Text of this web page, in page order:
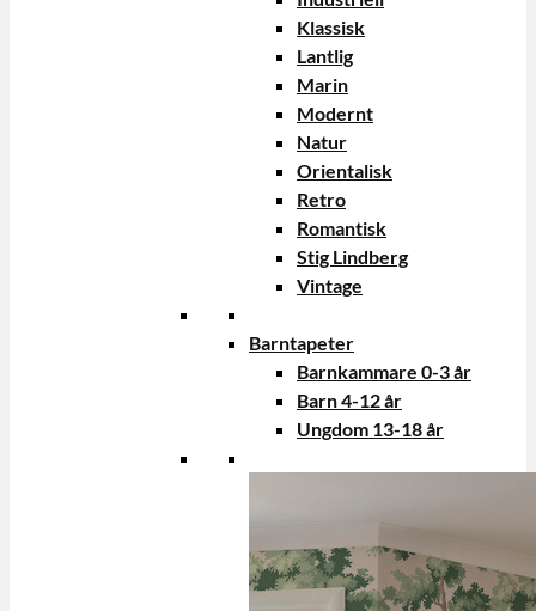
Klassisk
Lantlig
Marin
Modernt
Natur
Orientalisk
Retro
Romantisk
Stig Lindberg
Vintage
Barntapeter
Barnkammare 0-3 år
Barn 4-12 år
Ungdom 13-18 år